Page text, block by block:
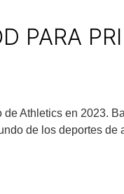
PARA
Athletics en 2023.
de los deportes